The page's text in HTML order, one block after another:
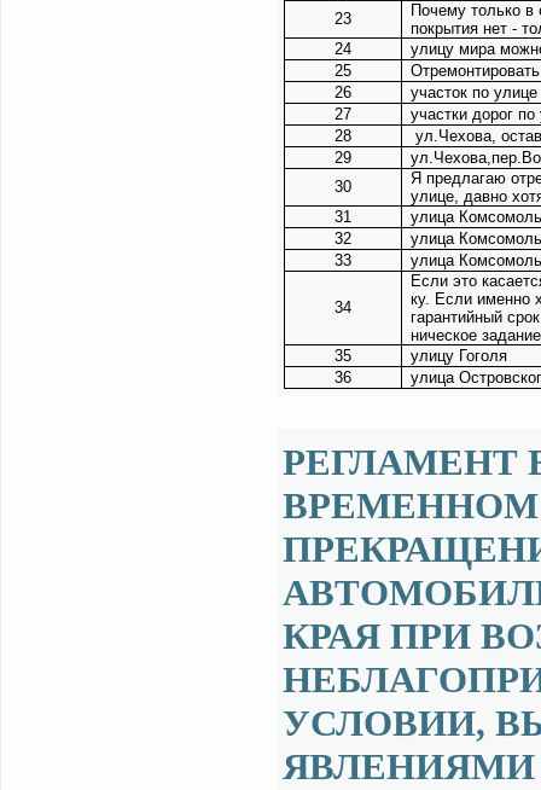
23
По­че­му толь­ко в
по­кры­тия нет -
24
ули­цу ми­ра
25
26
уча­сток по
27
участ­ки до­рог
28
ул.Че­хо­ва,
29
30
Я пред­ла­гаю
ули­це, дав­но
31
ули­ца
32
ули­ца
33
ули­ца
34
Ес­ли это
ку. Ес­ли имен­но
га­ран­тий­ный
ни­че­ское
35
ули­цу Го­го­ля
36
ули­ца
РЕГЛАМЕНТ
КРАЯ ПРИ
УСЛОВИИ,